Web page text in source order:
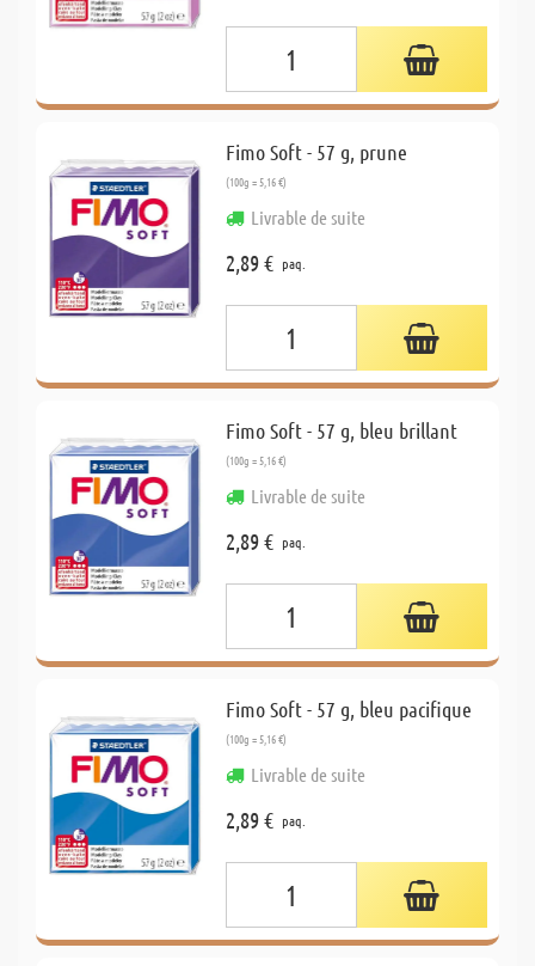
Fimo Soft - 57 g, prune
(100g = 5,16 €)
Livrable de suite
2,89 € paq.
Fimo Soft - 57 g, bleu brillant
(100g = 5,16 €)
Livrable de suite
2,89 € paq.
Fimo Soft - 57 g, bleu pacifique
(100g = 5,16 €)
Livrable de suite
2,89 € paq.